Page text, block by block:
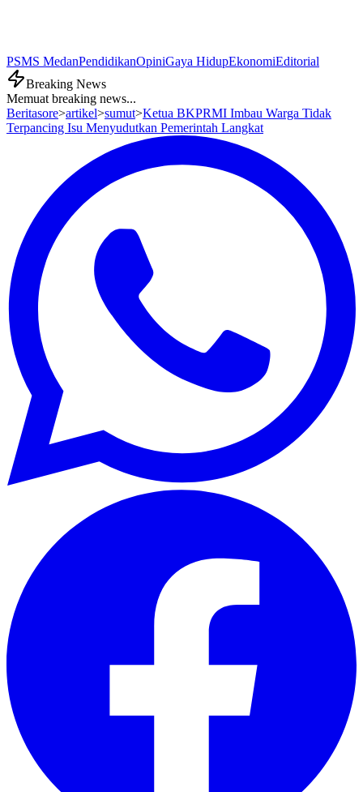
PSMS MedanPendidikanOpiniGaya HidupEkonomiEditorial
Breaking News
Memuat breaking news...
Beritasore>artikel>sumut>Ketua BKPRMI Imbau Warga Tidak
Terpancing Isu Menyudutkan Pemerintah Langkat